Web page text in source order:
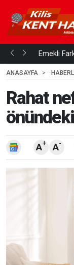
mi... Emekli
ANASAYFA
Rahat
A+ A-